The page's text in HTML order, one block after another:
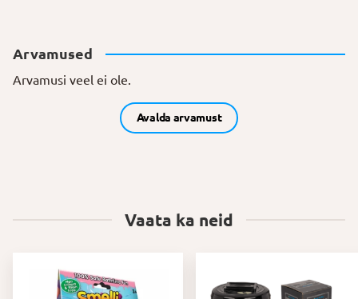
Arvamused
Arvamusi veel ei ole.
Avalda arvamust
Vaata ka neid